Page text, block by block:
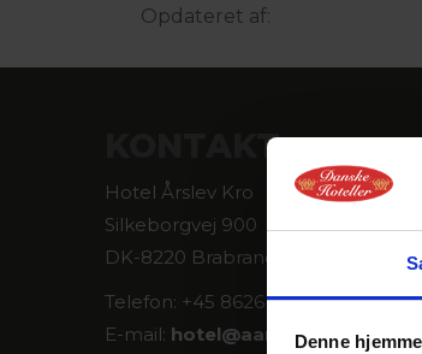
Denne
Opdateret af:
KONTAKT
Hotel Årslev Kro
Silkeborgvej 900
DK-8220 Brabrand
Telefon: +45 8626 0577
E-mail: hotel@aarslevkro.dk